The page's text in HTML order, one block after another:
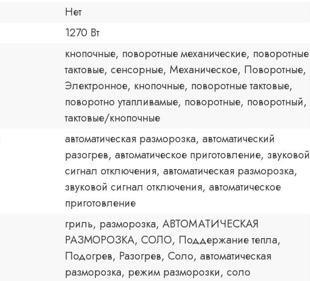
Нет
1270 Вт
кнопочные, поворотные механические, поворотные
тактовые, сенсорные, Механическое, Поворотные,
Электронное, кнопочные, поворотные тактовые,
поворотно утапливамые, поворотные, поворотный,
тактовые/кнопочные
автоматическая разморозка, автоматический
разогрев, автоматическое приготовление, звуковой
сигнал отключения, автоматическая разморозка,
звуковой сигнал отключения, автоматическое
приготовление
гриль, разморозка, АВТОМАТИЧЕСКАЯ
РАЗМОРОЗКА, СОЛО, Поддержание тепла,
Подогрев, Разогрев, Соло, автоматическая
разморозка, режим разморозки, соло